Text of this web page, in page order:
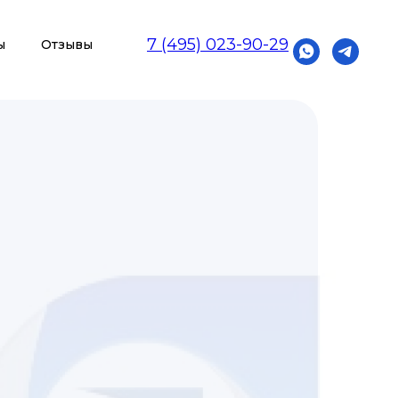
Отзывы 7 (495) 023-90-29